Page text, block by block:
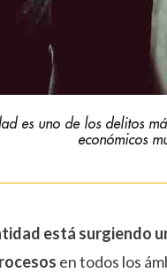
es uno de los delitos
económicos
está surgiendo
en todos los